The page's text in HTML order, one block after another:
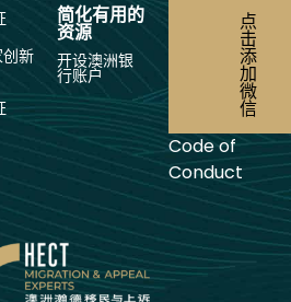
创新
简化有用的
资源
开设澳洲银
行账户
点
击
添
加
微
信
Code of
Conduct